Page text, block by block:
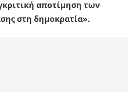
αποτίμηση των
στη δημοκρατία».